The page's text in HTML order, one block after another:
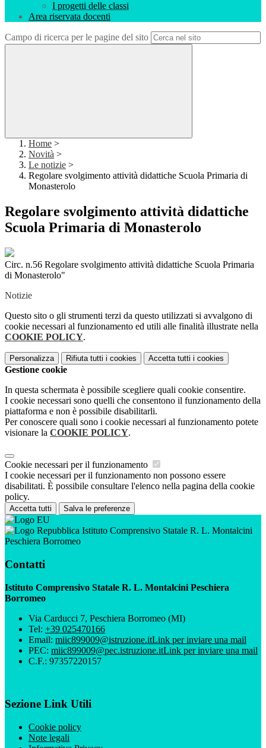
I progetti delle classi
Area riservata docenti
Campo di ricerca per le pagine del sito
Home >
Novità >
Le notizie >
Regolare svolgimento attività didattiche Scuola Primaria di
Monasterolo
Regolare svolgimento attività didattiche
Scuola Primaria di Monasterolo
Circ. n.56 Regolare svolgimento attività didattiche Scuola Primaria
di Monasterolo"
Notizie
Questo sito o gli strumenti terzi da questo utilizzati si avvalgono di
cookie necessari al funzionamento ed utili alle finalità illustrate nella
COOKIE POLICY.
Personalizza Rifiuta tutti i cookies Accetta tutti i cookies
Gestione cookie
In questa schermata è possibile scegliere quali cookie consentire.
I cookie necessari sono quelli che consentono il funzionamento della
piattaforma e non è possibile disabilitarli.
Per conoscere quali sono i cookie necessari al funzionamento potete
visionare la COOKIE POLICY.
Cookie necessari per il funzionamento
I cookie necessari per il funzionamento non possono essere
disabilitati. È possibile consultare l'elenco nella pagina della cookie
policy.
Accetta tutti Salva le preferenze
Istituto Comprensivo Statale R. L. Montalcini
Peschiera Borromeo
Contatti
Istituto Comprensivo Statale R. L. Montalcini Peschiera
Borromeo
Via Carducci 7, Peschiera Borromeo (MI)
Tel: +39 025470166
Email: miic899009@istruzione.itLink per inviare una mail
PEC: miic899009@pec.istruzione.itLink per inviare una mail
C.F.: 97357220157
Sezione Link Utili
Cookie policy
Note legali